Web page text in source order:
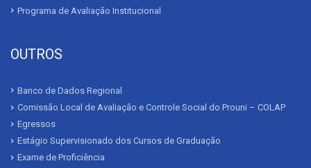
Programa de Avaliação Institucional
OUTROS
Banco de Dados Regional
Comissão Local de Avaliação e Controle Social do Prouni – COLAP
Egressos
Estágio Supervisionado dos Cursos de Graduação
Exame de Proficiência